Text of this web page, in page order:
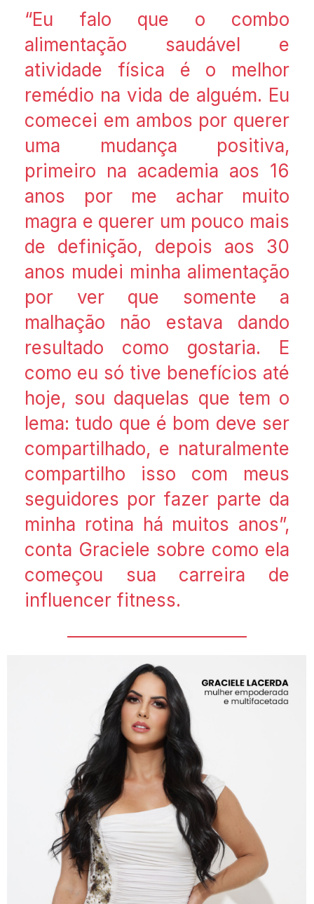
“Eu falo que o combo
alimentação saudável e
atividade física é o melhor
remédio na vida de alguém. Eu
comecei em ambos por querer
uma mudança positiva,
primeiro na academia aos 16
anos por me achar muito
magra e querer um pouco mais
de definição, depois aos 30
anos mudei minha alimentação
por ver que somente a
malhação não estava dando
resultado como gostaria. E
como eu só tive benefícios até
hoje, sou daquelas que tem o
lema: tudo que é bom deve ser
compartilhado, e naturalmente
compartilho isso com meus
seguidores por fazer parte da
minha rotina há muitos anos”,
conta Graciele sobre como ela
começou sua carreira de
influencer fitness.